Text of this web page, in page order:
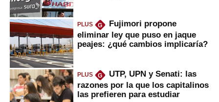
PLUS G
Fujimori propone
eliminar ley que puso en jaque
peajes: ¿qué cambios implicaría?
PLUS G
UTP, UPN y Senati: las
razones por la que los capitalinos
las prefieren para estudiar